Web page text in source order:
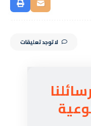
لا توجد تعليقات